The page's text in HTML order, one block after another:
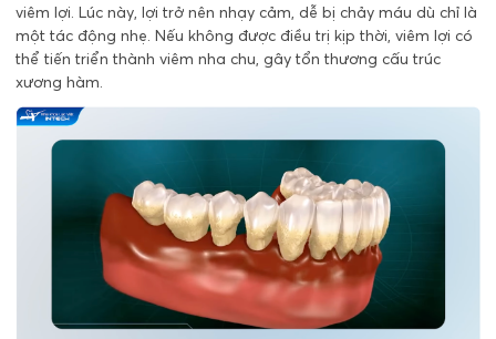
viêm lợi. Lúc này, lợi trở nên nhạy cảm, dễ bị chảy máu dù chỉ là
một tác động nhẹ. Nếu không được điều trị kịp thời, viêm lợi có
thể tiến triển thành viêm nha chu, gây tổn thương cấu trúc
xương hàm.